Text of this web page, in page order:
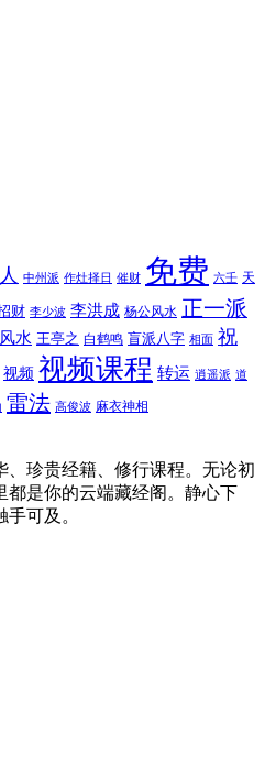
中州派 作灶择日 催财 免费 六壬 天
财 李少波 李洪成 杨公风水 正一派
水 王亭之 白鹤鸣 盲派八字 相面 祝
视频 视频课程 转运 逍遥派 道
雷法 高俊波 麻衣神相
珍贵经籍、修行课程。无论初
都是你的云端藏经阁。静心下
可及。